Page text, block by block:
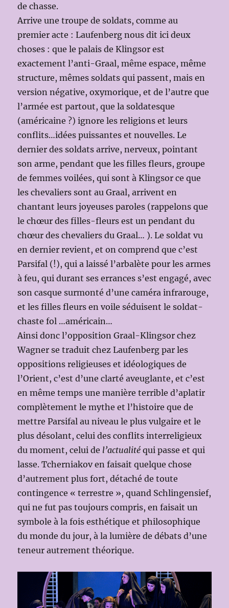
de chasse.
Arrive une troupe de soldats, comme au
premier acte : Laufenberg nous dit ici deux
choses : que le palais de Klingsor est
exactement l’anti-Graal, même espace, même
structure, mêmes soldats qui passent, mais en
version négative, oxymorique, et de l’autre que
l’armée est partout, que la soldatesque
(américaine ?) ignore les religions et leurs
conflits…idées puissantes et nouvelles. Le
dernier des soldats arrive, nerveux, pointant
son arme, pendant que les filles fleurs, groupe
de femmes voilées, qui sont à Klingsor ce que
les chevaliers sont au Graal, arrivent en
chantant leurs joyeuses paroles (rappelons que
le chœur des filles-fleurs est un pendant du
chœur des chevaliers du Graal… ). Le soldat vu
en dernier revient, et on comprend que c’est
Parsifal (!), qui a laissé l’arbalète pour les armes
à feu, qui durant ses errances s’est engagé, avec
son casque surmonté d’une caméra infrarouge,
et les filles fleurs en voile séduisent le soldat-
chaste fol …américain…
Ainsi donc l’opposition Graal-Klingsor chez
Wagner se traduit chez Laufenberg par les
oppositions religieuses et idéologiques de
l’Orient, c’est d’une clarté aveuglante, et c’est
en même temps une manière terrible d’aplatir
complètement le mythe et l’histoire que de
mettre Parsifal au niveau le plus vulgaire et le
plus désolant, celui des conflits interreligieux
du moment, celui de l’actualité qui passe et qui
lasse. Tcherniakov en faisait quelque chose
d’autrement plus fort, détaché de toute
contingence « terrestre », quand Schlingensief,
qui ne fut pas toujours compris, en faisait un
symbole à la fois esthétique et philosophique
du monde du jour, à la lumière de débats d’une
teneur autrement théorique.